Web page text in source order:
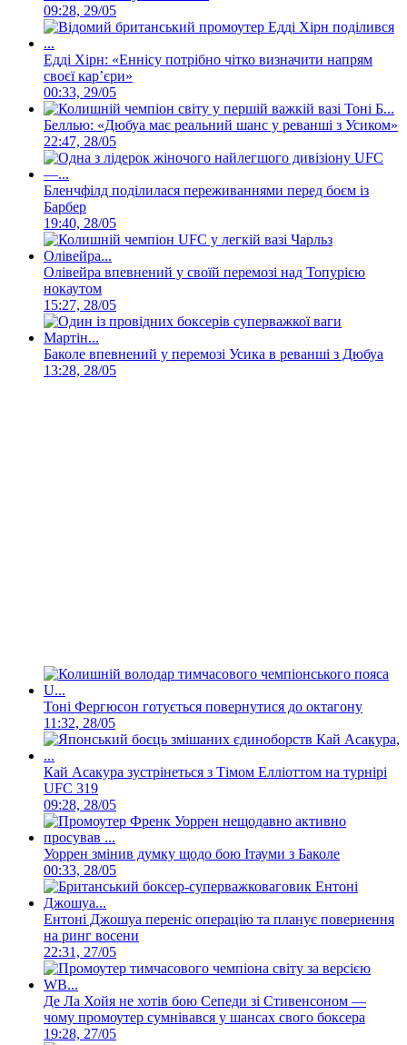
09:28, 29/05
Едді Хірн: «Еннісу потрібно чітко визначити напрям
своєї карʼєри»
00:33, 29/05
Беллью: «Дюбуа має реальний шанс у реванші з Усиком»
22:47, 28/05
Бленчфілд поділилася переживаннями перед боєм із
Барбер
19:40, 28/05
Олівейра впевнений у своїй перемозі над Топурією
нокаутом
15:27, 28/05
Баколе впевнений у перемозі Усика в реванші з Дюбуа
13:28, 28/05
Тоні Фергюсон готується повернутися до октагону
11:32, 28/05
Кай Асакура зустрінеться з Тімом Елліоттом на турнірі
UFC 319
09:28, 28/05
Уоррен змінив думку щодо бою Ітауми з Баколе
00:33, 28/05
Ентоні Джошуа переніс операцію та планує повернення
на ринг восени
22:31, 27/05
Де Ла Хойя не хотів бою Сепеди зі Стивенсоном —
чому промоутер сумнівався у шансах свого боксера
19:28, 27/05